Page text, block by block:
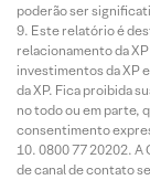
poderão ser
Este relatório é
relacionamento da
investimentos da XP
da XP. Fica proibida
no todo ou em parte,
consentimento
0800 77 20202. A
de canal de contato